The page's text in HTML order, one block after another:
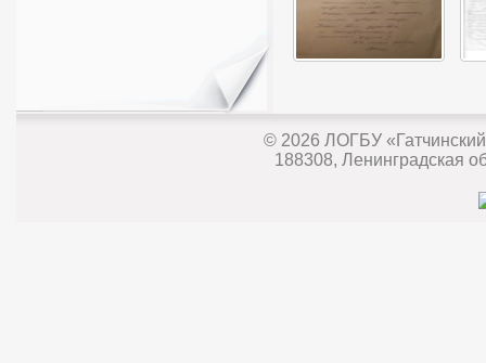
© 2026 ЛОГБУ
188308, Ленинградская